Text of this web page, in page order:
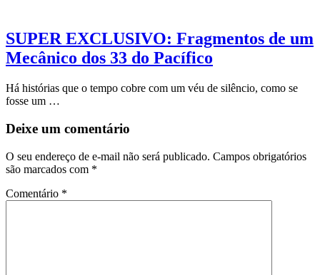
SUPER EXCLUSIVO: Fragmentos de um
Mecânico dos 33 do Pacífico
Há histórias que o tempo cobre com um véu de silêncio, como se
fosse um …
Deixe um comentário
O seu endereço de e-mail não será publicado. Campos obrigatórios
são marcados com *
Comentário *